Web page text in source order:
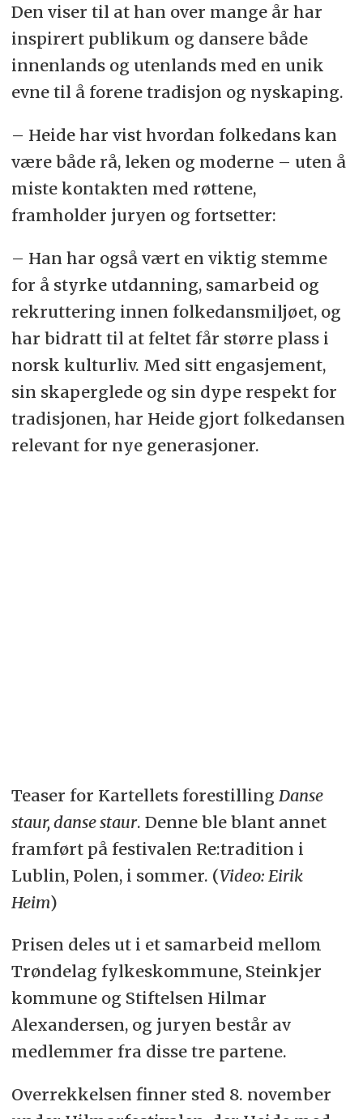
Den viser til at han over mange år har
inspirert publikum og dansere både
innenlands og utenlands med en unik
evne til å forene tradisjon og nyskaping.
– Heide har vist hvordan folkedans kan
være både rå, leken og moderne – uten å
miste kontakten med røttene,
framholder juryen og fortsetter:
– Han har også vært en viktig stemme
for å styrke utdanning, samarbeid og
rekruttering innen folkedansmiljøet, og
har bidratt til at feltet får større plass i
norsk kulturliv. Med sitt engasjement,
sin skaperglede og sin dype respekt for
tradisjonen, har Heide gjort folkedansen
relevant for nye generasjoner.
Teaser for Kartellets forestilling Danse
staur, danse staur. Denne ble blant annet
framført på festivalen Re:tradition i
Lublin, Polen, i sommer. (Video: Eirik
Heim)
Prisen deles ut i et samarbeid mellom
Trøndelag fylkeskommune, Steinkjer
kommune og Stiftelsen Hilmar
Alexandersen, og juryen består av
medlemmer fra disse tre partene.
Overrekkelsen finner sted 8. november